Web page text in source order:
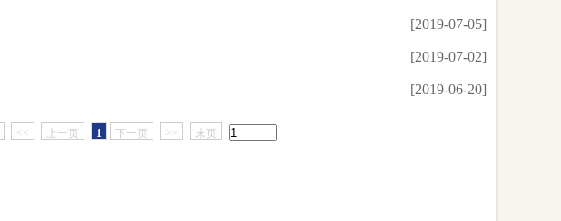
[2019-07-05]
[2019-07-02]
[2019-06-20]
<< 上一页 1 下一页 >> 末页